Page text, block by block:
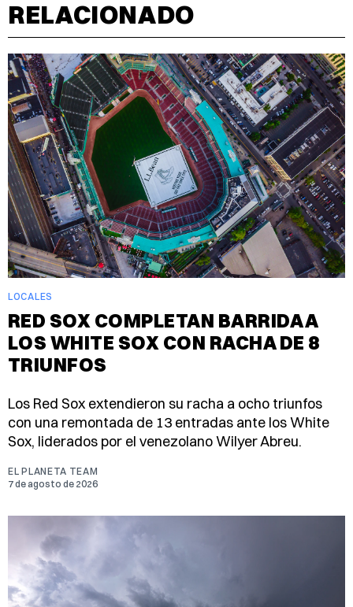
RELACIONADO
LOCALES
RED SOX COMPLETAN BARRIDA A
LOS WHITE SOX CON RACHA DE 8
TRIUNFOS
Los Red Sox extendieron su racha a ocho triunfos
con una remontada de 13 entradas ante los White
Sox, liderados por el venezolano Wilyer Abreu.
EL PLANETA TEAM
7 de agosto de 2026